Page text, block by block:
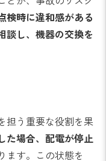
検時に違和感がある
談し、機器の交換を
担う重要な役割を果
た場合、配電が停止
ます。この状態を